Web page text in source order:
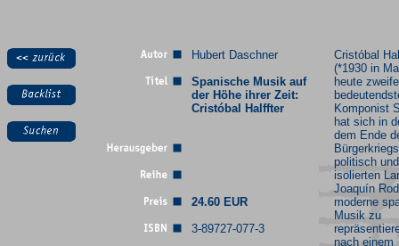
Hubert Daschner
Spanische Musik auf
der Höhe ihrer Zeit:
Cristóbal Halffter
24.60 EUR
3-89727-077-3
Cristóbal
(*1930 in
heute
Komponist
hat sich in
dem Ende
politisch
isolierten
Joaquín
moderne
Musik zu
nach einem